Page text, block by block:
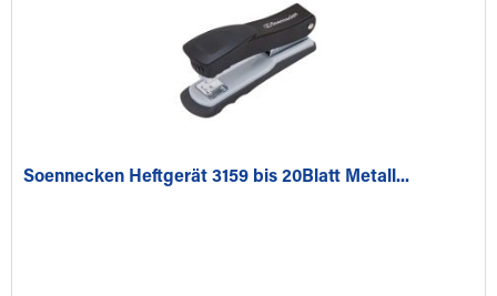
Soennecken Heftgerät 3159 bis 20Blatt Metall...